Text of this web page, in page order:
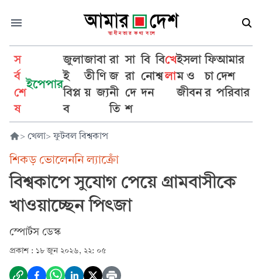
স
র্ব
শে
ষ
ইপেপার
জুলা
ই
বিপ্ল
ব
জা
তী
য়
বা
ণি
জ্য
রা
জ
নী
তি
সা
রা
দে
শ
বি
নো
দন
বি
শ্ব
খে
লা
ইসলা
ম ও
জীবন
ফি
চা
র
আমার
দেশ
পরিবার
> খেলা> ফুটবল বিশ্বকাপ
শিকড় ভোলেননি ল্যাক্রোঁ
বিশ্বকাপে সুযোগ পেয়ে গ্রামবাসীকে
খাওয়াচ্ছেন পিৎজা
স্পোর্টস ডেস্ক
প্রকাশ : ১৮ জুন ২০২৬, ২২: ০৫